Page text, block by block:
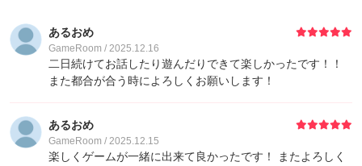
あるおめ
GameRoom / 2025.12.16
二日続けてお話したり遊んだりできて楽しかったです！！
また都合が合う時によろしくお願いします！
あるおめ
GameRoom / 2025.12.15
楽しくゲームが一緒に出来て良かったです！ またよろしく